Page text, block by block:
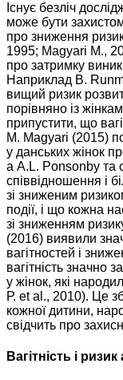
Існує безліч
може бути
про зниження
1995; Magyari M.,
про затримку
Наприклад В.
вищий ризик
порівняно із
припустити, що
M. Magyari (2015)
у данських жінок
а A.L. Ponsonby та
співвідношення і
зі зниженим
події, і що кожна
зі зниженням
(2016) виявили
вагітностей і
вагітність значно
у жінок, які
Р. et al., 2010). Це
кожної дитини,
свідчить про
Вагітність і